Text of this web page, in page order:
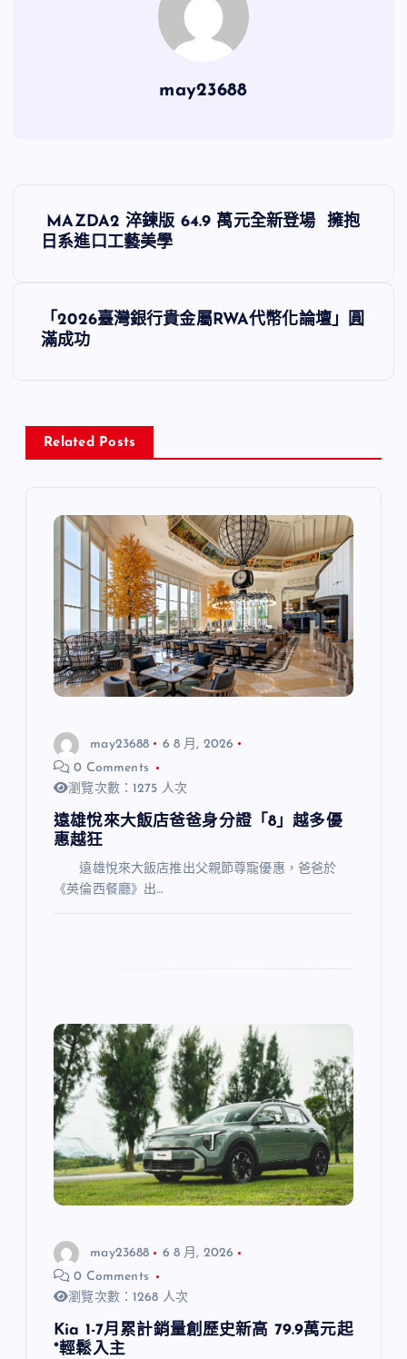
may23688
文
章
覽
MAZDA2 淬鍊版 64.9 萬元全新登場 擁抱
日系進口工藝美學
「2026臺灣銀行貴金屬RWA代幣化論壇」圓
滿成功
Related Posts
may23688
6 8 月, 2026
0 Comments
瀏覽次數：1275 人次
遠雄悅來大飯店爸爸身分證「8」越多優
惠越狂
遠雄悅來大飯店推出父親節尊寵優惠，爸爸於
《英倫西餐廳》出…
may23688
6 8 月, 2026
0 Comments
瀏覽次數：1268 人次
Kia 1-7月累計銷量創歷史新高 79.9萬元起
*輕鬆入主